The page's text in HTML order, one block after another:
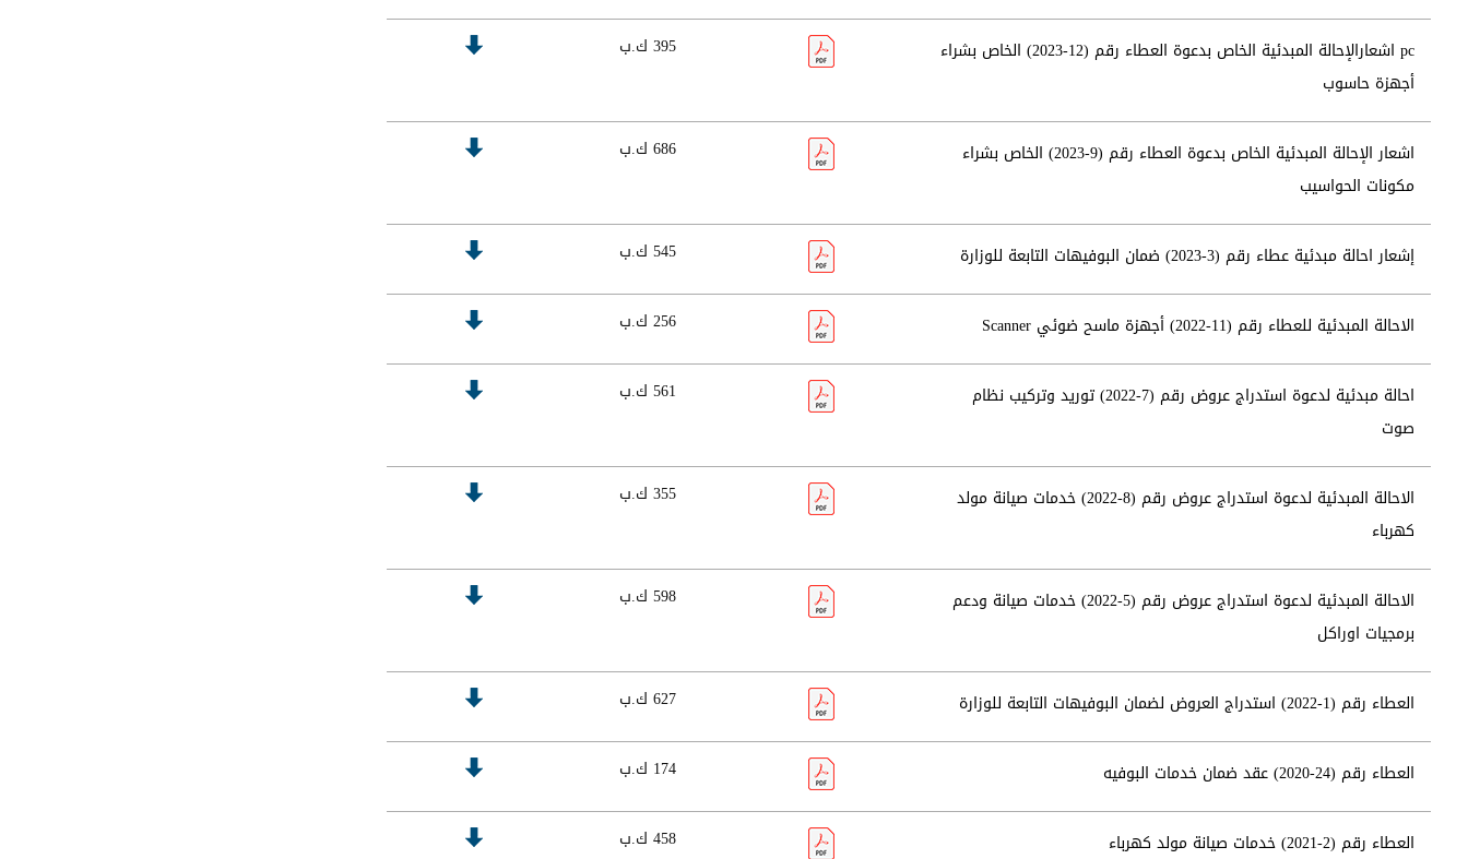
pc اشعارالإحالة المبدئية الخاص بدعوة العطاء رقم (12-2023) الخاص بشراء
أجهزة حاسوب
395 ك.ب
اشعار الإحالة المبدئية الخاص بدعوة العطاء رقم (9-2023) الخاص بشراء
مكونات الحواسيب
686 ك.ب
إشعار احالة مبدئية عطاء رقم (3-2023) ضمان البوفيهات التابعة للوزارة 545 ك.ب
الاحالة المبدئية للعطاء رقم (11-2022) أجهزة ماسح ضوئي Scanner 256 ك.ب
احالة مبدئية لدعوة استدراج عروض رقم (7-2022) توريد وتركيب نظام
صوت
561 ك.ب
الاحالة المبدئية لدعوة استدراج عروض رقم (8-2022) خدمات صيانة مولد
كهرباء
355 ك.ب
الاحالة المبدئية لدعوة استدراج عروض رقم (5-2022) خدمات صيانة ودعم
برمجيات اوراكل
598 ك.ب
العطاء رقم (1-2022) استدراج العروض لضمان البوفيهات التابعة للوزارة 627 ك.ب
العطاء رقم (24-2020) عقد ضمان خدمات البوفيه 174 ك.ب
العطاء رقم (2-2021) خدمات صيانة مولد كهرباء 458 ك.ب